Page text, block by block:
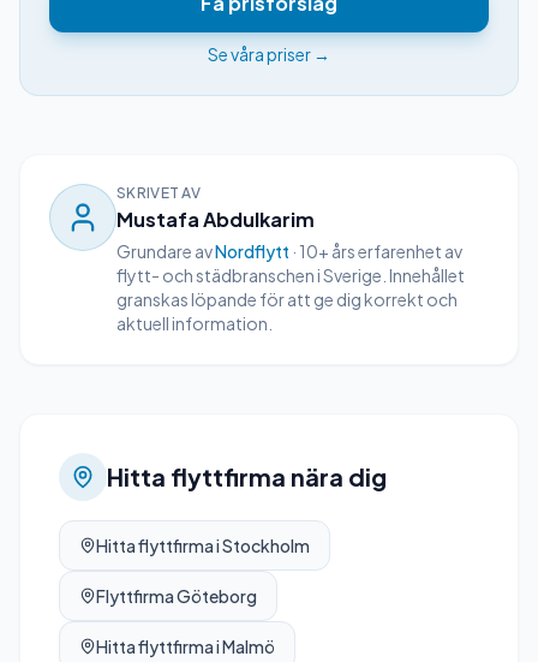
Se våra priser →
SKRIVET AV
Mustafa Abdulkarim
Grundare avNordflytt · 10+ års erfarenhet av
flytt- och städbranschen i Sverige. Innehållet
granskas löpande för att ge dig korrekt och
aktuell information.
Hitta flyttfirma nära dig
Hitta flyttfirma i Stockholm
Flyttfirma Göteborg
Hitta flyttfirma i Malmö